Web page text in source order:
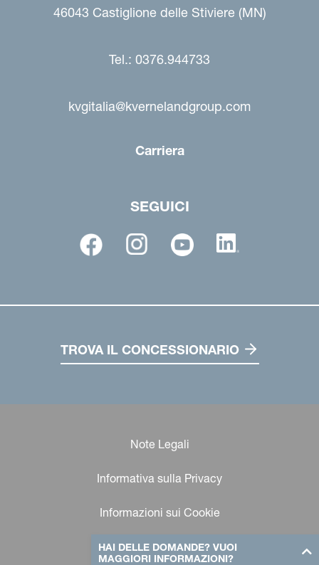
HAI DELLE DOMANDE? VUOI
MAGGIORI INFORMAZIONI?
46043 Castiglione delle Stiviere (MN)
Tel.: 0376.944733
kvgitalia@kvernelandgroup.com
Carriera
SEGUICI
TROVA IL CONCESSIONARIO
Note Legali
Informativa sulla Privacy
Informazioni sui Cookie